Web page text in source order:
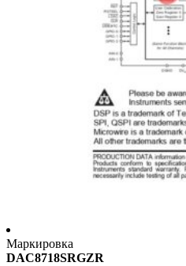
Маркировка
DAC8718SRGZR